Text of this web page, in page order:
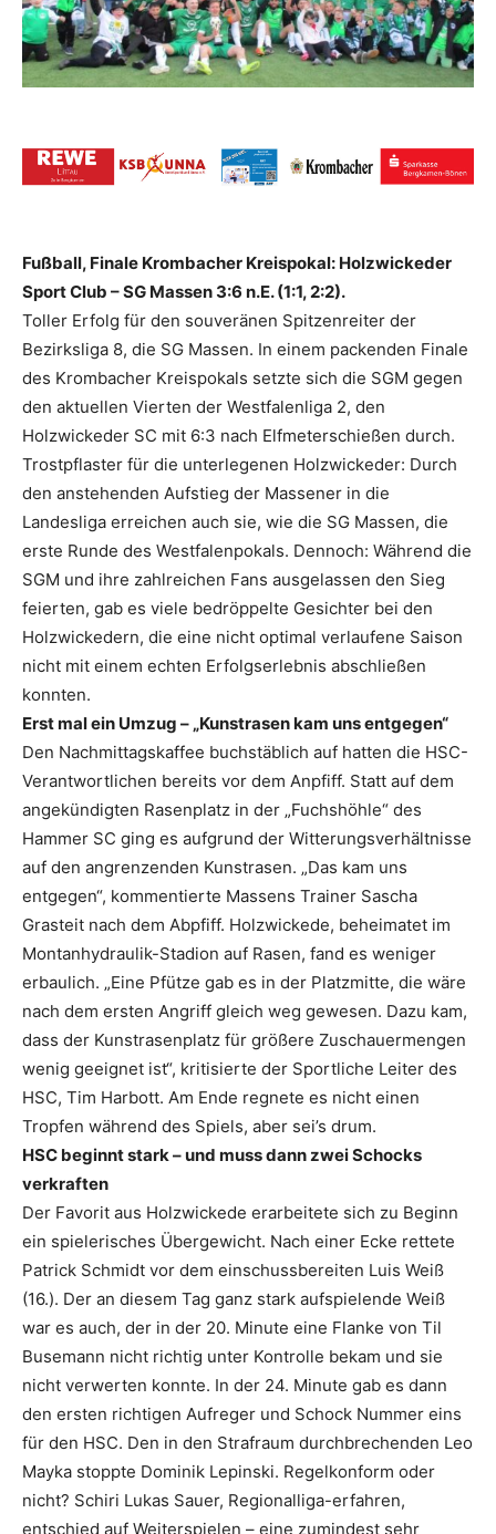
Fußball, Finale Krombacher Kreispokal: Holzwickeder
Sport Club – SG Massen 3:6 n.E. (1:1, 2:2).
Toller Erfolg für den souveränen Spitzenreiter der
Bezirksliga 8, die SG Massen. In einem packenden Finale
des Krombacher Kreispokals setzte sich die SGM gegen
den aktuellen Vierten der Westfalenliga 2, den
Holzwickeder SC mit 6:3 nach Elfmeterschießen durch.
Trostpflaster für die unterlegenen Holzwickeder: Durch
den anstehenden Aufstieg der Massener in die
Landesliga erreichen auch sie, wie die SG Massen, die
erste Runde des Westfalenpokals. Dennoch: Während die
SGM und ihre zahlreichen Fans ausgelassen den Sieg
feierten, gab es viele bedröppelte Gesichter bei den
Holzwickedern, die eine nicht optimal verlaufene Saison
nicht mit einem echten Erfolgserlebnis abschließen
konnten.
Erst mal ein Umzug – „Kunstrasen kam uns entgegen“
Den Nachmittagskaffee buchstäblich auf hatten die HSC-
Verantwortlichen bereits vor dem Anpfiff. Statt auf dem
angekündigten Rasenplatz in der „Fuchshöhle“ des
Hammer SC ging es aufgrund der Witterungsverhältnisse
auf den angrenzenden Kunstrasen. „Das kam uns
entgegen“, kommentierte Massens Trainer Sascha
Grasteit nach dem Abpfiff. Holzwickede, beheimatet im
Montanhydraulik-Stadion auf Rasen, fand es weniger
erbaulich. „Eine Pfütze gab es in der Platzmitte, die wäre
nach dem ersten Angriff gleich weg gewesen. Dazu kam,
dass der Kunstrasenplatz für größere Zuschauermengen
wenig geeignet ist“, kritisierte der Sportliche Leiter des
HSC, Tim Harbott. Am Ende regnete es nicht einen
Tropfen während des Spiels, aber sei’s drum.
HSC beginnt stark – und muss dann zwei Schocks
verkraften
Der Favorit aus Holzwickede erarbeitete sich zu Beginn
ein spielerisches Übergewicht. Nach einer Ecke rettete
Patrick Schmidt vor dem einschussbereiten Luis Weiß
(16.). Der an diesem Tag ganz stark aufspielende Weiß
war es auch, der in der 20. Minute eine Flanke von Til
Busemann nicht richtig unter Kontrolle bekam und sie
nicht verwerten konnte. In der 24. Minute gab es dann
den ersten richtigen Aufreger und Schock Nummer eins
für den HSC. Den in den Strafraum durchbrechenden Leo
Mayka stoppte Dominik Lepinski. Regelkonform oder
nicht? Schiri Lukas Sauer, Regionalliga-erfahren,
entschied auf Weiterspielen – eine zumindest sehr